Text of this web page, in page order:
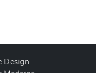
Design